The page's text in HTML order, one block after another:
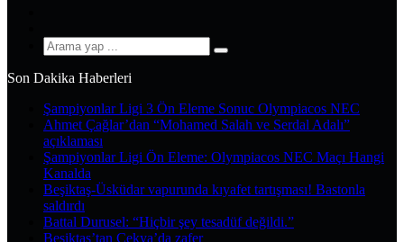
Arama
Son Dakika Haberleri
Şampiyonlar Ligi 3 Ön Eleme Sonuc Olympiacos NEC
Ahmet Çağlar’dan “Mohamed Salah ve Serdal Adalı”
açıklaması
Şampiyonlar Ligi Ön Eleme: Olympiacos NEC Maçı Hangi
Kanalda
Beşiktaş-Üsküdar vapurunda kıyafet tartışması! Bastonla
saldırdı
Battal Durusel: “Hiçbir şey tesadüf değildi.”
Beşiktaş’tan Çekya’da zafer